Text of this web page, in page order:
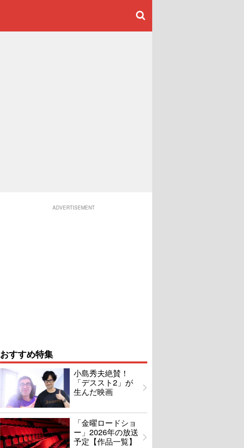
ADVERTISEMENT
おすすめ特集
小島秀夫絶賛！
「デススト2」が
生んだ映画
「金曜ロードショ
ー」2026年の放送
予定【作品一覧】